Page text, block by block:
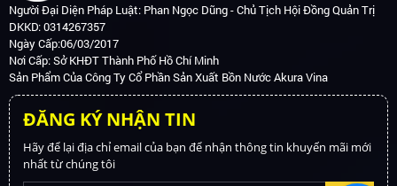
Người Đại Diện Pháp Luật: Phan Ngọc Dũng - Chủ Tịch Hội Đồng Quản Trị
DKKD: 0314267357
Ngày Cấp:06/03/2017
Nơi Cấp: Sở KHĐT Thành Phố Hồ Chí Minh
Sản Phẩm Của Công Ty Cổ Phần Sản Xuất Bồn Nước Akura Vina
ĐĂNG KÝ NHẬN TIN
Hãy để lại địa chỉ email của bạn để nhận thông tin khuyến mãi mới
nhất từ chúng tôi